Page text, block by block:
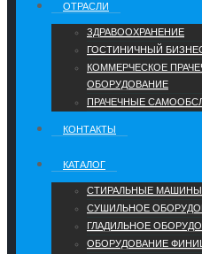
ОТРАСЛИ
ЗДРАВООХРАНЕНИЕ
ГОСТИНИЧНЫЙ
КОММЕРЧЕСКОЕ
ОБОРУДОВАНИЕ
ПРАЧЕЧНЫЕ
КОНТАКТЫ
КАТАЛОГ
СТИРАЛЬНЫЕ МАШИНЫ
СУШИЛЬНОЕ
ГЛАДИЛЬНОЕ
ОБОРУДОВАНИЕ